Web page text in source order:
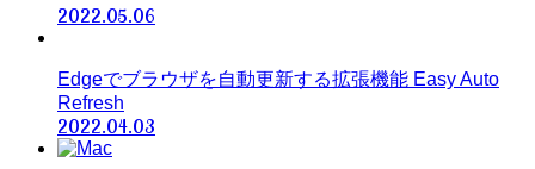
2022.05.06
Edgeでブラウザを自動更新する拡張機能 Easy Auto
Refresh
2022.04.03